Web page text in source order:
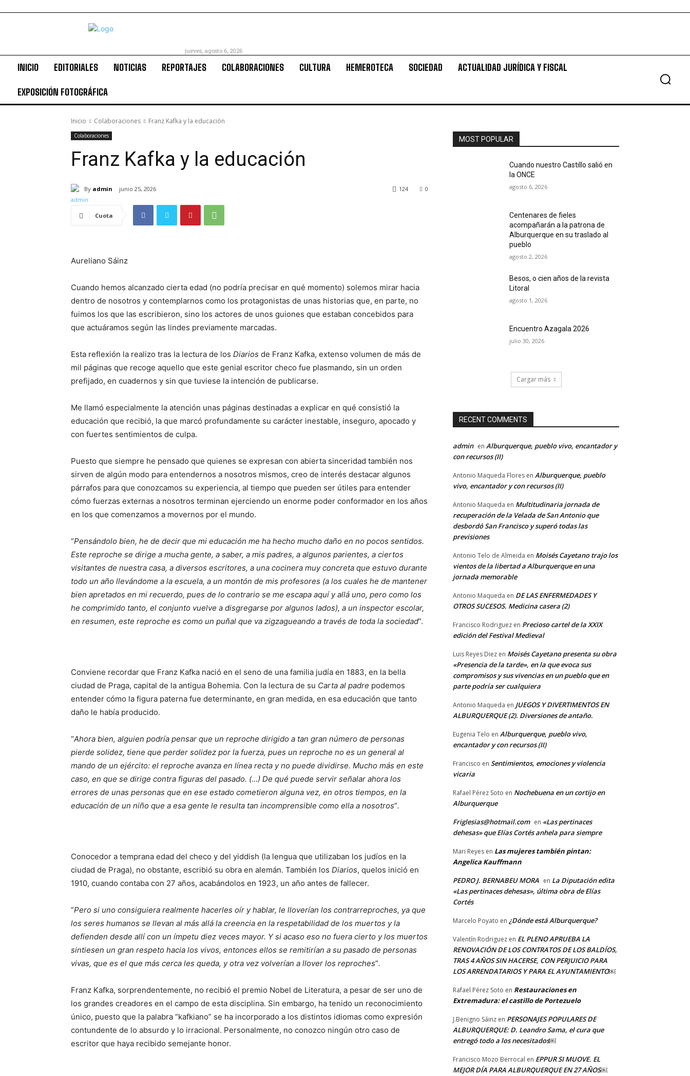
jueves, agosto 6, 2026
INICIO EDITORIALES NOTICIAS REPORTAJES COLABORACIONES CULTURA HEMEROTECA SOCIEDAD ACTUALIDAD JURÍDICA Y FISCAL
EXPOSICIÓN FOTOGRÁFICA
Inicio Colaboraciones Franz Kafka y la educación
Colaboraciones
Franz Kafka y la educación
By admin junio 25, 2026 0
124
Cuota
Aureliano Sáinz
Cuando hemos alcanzado cierta edad (no podría precisar en qué momento) solemos mirar hacia
dentro de nosotros y contemplarnos como los protagonistas de unas historias que, en parte, no
fuimos los que las escribieron, sino los actores de unos guiones que estaban concebidos para
que actuáramos según las lindes previamente marcadas.
Esta reflexión la realizo tras la lectura de los Diarios de Franz Kafka, extenso volumen de más de
mil páginas que recoge aquello que este genial escritor checo fue plasmando, sin un orden
prefijado, en cuadernos y sin que tuviese la intención de publicarse.
Me llamó especialmente la atención unas páginas destinadas a explicar en qué consistió la
educación que recibió, la que marcó profundamente su carácter inestable, inseguro, apocado y
con fuertes sentimientos de culpa.
Puesto que siempre he pensado que quienes se expresan con abierta sinceridad también nos
sirven de algún modo para entendernos a nosotros mismos, creo de interés destacar algunos
párrafos para que conozcamos su experiencia, al tiempo que pueden ser útiles para entender
cómo fuerzas externas a nosotros terminan ejerciendo un enorme poder conformador en los años
en los que comenzamos a movernos por el mundo.
“Pensándolo bien, he de decir que mi educación me ha hecho mucho daño en no pocos sentidos.
Este reproche se dirige a mucha gente, a saber, a mis padres, a algunos parientes, a ciertos
visitantes de nuestra casa, a diversos escritores, a una cocinera muy concreta que estuvo durante
todo un año llevándome a la escuela, a un montón de mis profesores (a los cuales he de mantener
bien apretados en mi recuerdo, pues de lo contrario se me escapa aquí y allá uno, pero como los
he comprimido tanto, el conjunto vuelve a disgregarse por algunos lados), a un inspector escolar,
en resumen, este reproche es como un puñal que va zigzagueando a través de toda la sociedad”.
Conviene recordar que Franz Kafka nació en el seno de una familia judía en 1883, en la bella
ciudad de Praga, capital de la antigua Bohemia. Con la lectura de su Carta al padre podemos
entender cómo la figura paterna fue determinante, en gran medida, en esa educación que tanto
daño le había producido.
“Ahora bien, alguien podría pensar que un reproche dirigido a tan gran número de personas
pierde solidez, tiene que perder solidez por la fuerza, pues un reproche no es un general al
mando de un ejército: el reproche avanza en línea recta y no puede dividirse. Mucho más en este
caso, en que se dirige contra figuras del pasado. (…) De qué puede servir señalar ahora los
errores de unas personas que en ese estado cometieron alguna vez, en otros tiempos, en la
educación de un niño que a esa gente le resulta tan incomprensible como ella a nosotros”.
Conocedor a temprana edad del checo y del yiddish (la lengua que utilizaban los judíos en la
ciudad de Praga), no obstante, escribió su obra en alemán. También los Diarios, quelos inició en
1910, cuando contaba con 27 años, acabándolos en 1923, un año antes de fallecer.
“Pero si uno consiguiera realmente hacerles oír y hablar, le lloverían los contrarreproches, ya que
los seres humanos se llevan al más allá la creencia en la respetabilidad de los muertos y la
defienden desde allí con un ímpetu diez veces mayor. Y si acaso eso no fuera cierto y los muertos
sintiesen un gran respeto hacia los vivos, entonces ellos se remitirían a su pasado de personas
vivas, que es el que más cerca les queda, y otra vez volverían a llover los reproches”.
Franz Kafka, sorprendentemente, no recibió el premio Nobel de Literatura, a pesar de ser uno de
los grandes creadores en el campo de esta disciplina. Sin embargo, ha tenido un reconocimiento
único, puesto que la palabra “kafkiano” se ha incorporado a los distintos idiomas como expresión
contundente de lo absurdo y lo irracional. Personalmente, no conozco ningún otro caso de
escritor que haya recibido semejante honor.
MOST POPULAR
Cuando nuestro Castillo salió en
la ONCE
agosto 6, 2026
Centenares de fieles
acompañarán a la patrona de
Alburquerque en su traslado al
pueblo
agosto 2, 2026
Besos, o cien años de la revista
Litoral
agosto 1, 2026
Encuentro Azagala 2026
julio 30, 2026
Cargar más
RECENT COMMENTS
admin en Alburquerque, pueblo vivo, encantador y
con recursos (II)
Antonio Maqueda Flores en Alburquerque, pueblo
vivo, encantador y con recursos (II)
Antonio Maqueda en Multitudinaria jornada de
recuperación de la Velada de San Antonio que
desbordó San Francisco y superó todas las
previsiones
Antonio Telo de Almeida en Moisés Cayetano trajo los
vientos de la libertad a Alburquerque en una
jornada memorable
Antonio Maqueda en DE LAS ENFERMEDADES Y
OTROS SUCESOS. Medicina casera (2)
Francisco Rodriguez en Precioso cartel de la XXIX
edición del Festival Medieval
Luis Reyes Diez en Moisés Cayetano presenta su obra
«Presencia de la tarde», en la que evoca sus
compromisos y sus vivencias en un pueblo que en
parte podría ser cualquiera
Antonio Maqueda en JUEGOS Y DIVERTIMENTOS EN
ALBURQUERQUE (2). Diversiones de antaño.
Eugenia Telo en Alburquerque, pueblo vivo,
encantador y con recursos (II)
Francisco en Sentimientos, emociones y violencia
vicaria
Rafael Pérez Soto en Nochebuena en un cortijo en
Alburquerque
Friglesias@hotmail.com en «Las pertinaces
dehesas» que Elías Cortés anhela para siempre
Mari Reyes en Las mujeres también pintan:
Angelica Kauffmann
PEDRO J. BERNABEU MORA en La Diputación edita
«Las pertinaces dehesas», última obra de Elías
Cortés
Marcelo Poyato en ¿Dónde está Alburquerque?
Valentín Rodriguez en EL PLENO APRUEBA LA
RENOVACIÓN DE LOS CONTRATOS DE LOS BALDÍOS,
TRAS 4 AÑOS SIN HACERSE, CON PERJUICIO PARA
LOS ARRENDATARIOS Y PARA EL AYUNTAMIENTO￼
Rafael Pérez Soto en Restauraciones en
Extremadura: el castillo de Portezuelo
J.Benigno Sáinz en PERSONAJES POPULARES DE
ALBURQUERQUE: D. Leandro Sama, el cura que
entregó todo a los necesitados￼
Francisco Mozo Berrocal en EPPUR SI MUOVE. EL
MEJOR DÍA PARA ALBURQUERQUE EN 27 AÑOS￼